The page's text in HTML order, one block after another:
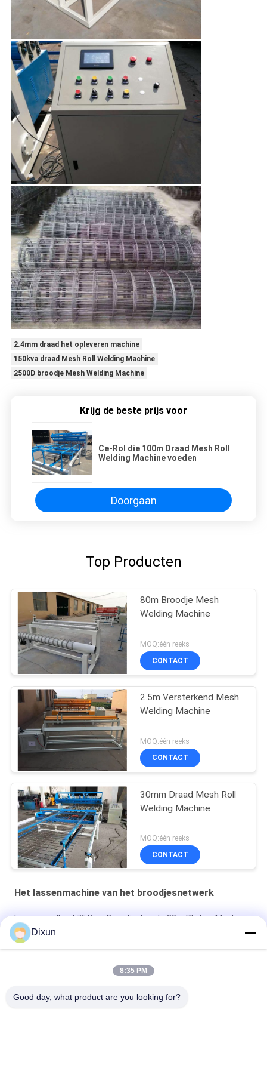
2.4mm draad het opleveren machine
150kva draad Mesh Roll Welding Machine
2500D broodje Mesh Welding Machine
Krijg de beste prijs voor
Ce-Rol die 100m Draad Mesh Roll
Welding Machine voeden
Doorgaan
Top Producten
80m Broodje Mesh
Welding Machine
MOQ:één reeks
CONTACT
2.5m Versterkend Mesh
Welding Machine
MOQ:één reeks
CONTACT
30mm Draad Mesh Roll
Welding Machine
MOQ:één reeks
CONTACT
Het lassenmachine van het broodjesnetwerk
Lassensnelheid 75 Keer Broodjeslengte 30m Plc Las Mesh
Manufacturing Machine
Lengte 60m Plc 2.5mm Dia Roll Mesh Welding Machine
Gatengrootte 10*10cm Bouw 36mm Gelast Mesh Making
Dixun
8:35 PM
Good day, what product are you looking for?